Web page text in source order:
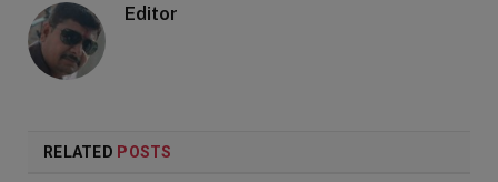
Editor
RELATED POSTS